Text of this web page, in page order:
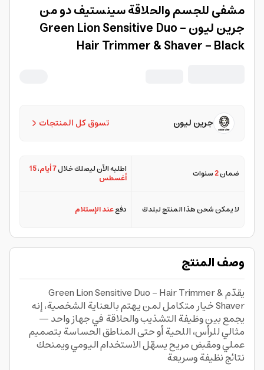
مشفى للجسم والحلاقة سينستيف دو من
جرين ليون Green Lion Sensitive Duo -
Hair Trimmer & Shaver - Black
تسوق كل المنتجات جرين ليون
ضمان2سنوات اطلبه الآن ليصلك خلال7 أيام ،15
أغسطس
لا يمكن شحن هذا المنتج لبلدك دفععند الإستلام
وصف المنتج
يقدّم Green Lion Sensitive Duo - Hair Trimmer &
Shaver خيار متكامل لمن يهتم بالعناية الشخصية، إنه
يجمع بين وظيفة التشذيب والحلاقة في جهاز واحد —
مثالي للرأس، اللحية أو حتى المناطق الحساسة بتصميم
عملي ومقبض مريح يسهّل الاستخدام اليومي ويمنحك
نتائج نظيفة وسريعة